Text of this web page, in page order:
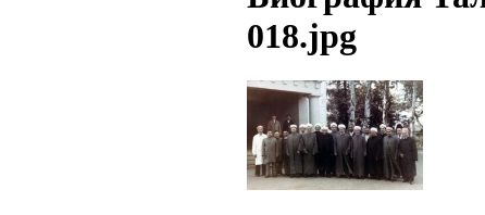
018.jpg